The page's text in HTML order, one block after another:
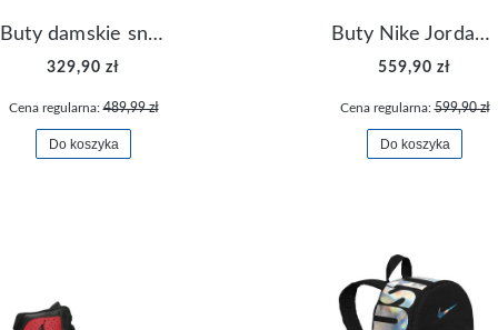
Buty damskie sneakersy Nike M2K Tekno AO3108-006
329,90 zł
Cena regularna:489,99 zł
Do koszyka
Buty Nike Jordan Flight Origin 4 921196-100
559,90 zł
Cena regularna:599,90 zł
Do koszyka